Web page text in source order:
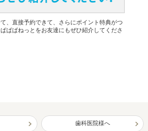
、直接予約できて、さらにポイント特典がつ
ぱぱねっとをお友達にもぜひ紹介してくださ
歯科医院様へ